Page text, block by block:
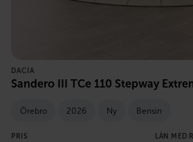
DACIA
Sandero III TCe 110 Stepway
Örebro 2026 Ny Bensin
PRIS LÅN MED